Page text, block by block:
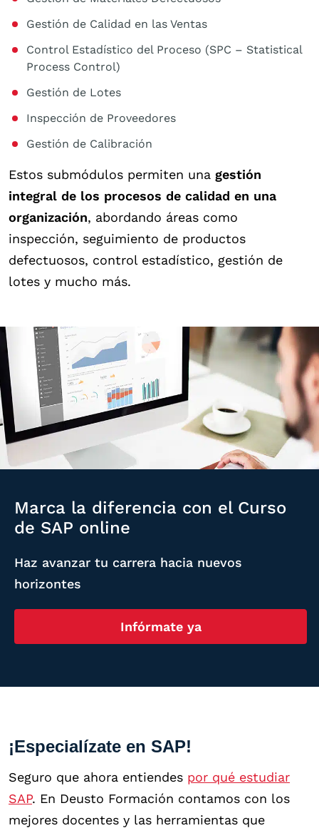
Gestión de Calidad en las Ventas
Control Estadístico del Proceso (SPC – Statistical
Process Control)
Gestión de Lotes
Inspección de Proveedores
Gestión de Calibración
Estos submódulos permiten una gestión
integral de los procesos de calidad en una
organización, abordando áreas como
inspección, seguimiento de productos
defectuosos, control estadístico, gestión de
lotes y mucho más.
Marca la diferencia con el Curso
de SAP online
Haz avanzar tu carrera hacia nuevos
horizontes
Infórmate ya
¡Especialízate en SAP!
Seguro que ahora entiendes por qué estudiar
SAP. En Deusto Formación contamos con los
mejores docentes y las herramientas que